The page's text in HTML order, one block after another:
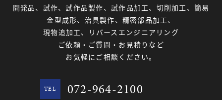
開発品、試作、試作品製作、試作品加工、切削加工、簡易
金型成形、治具製作、精密部品加工、
現物追加工、リバースエンジニアリング
ご依頼・ご質問・お見積りなど
お気軽にご相談ください。
TEL 072-964-2100